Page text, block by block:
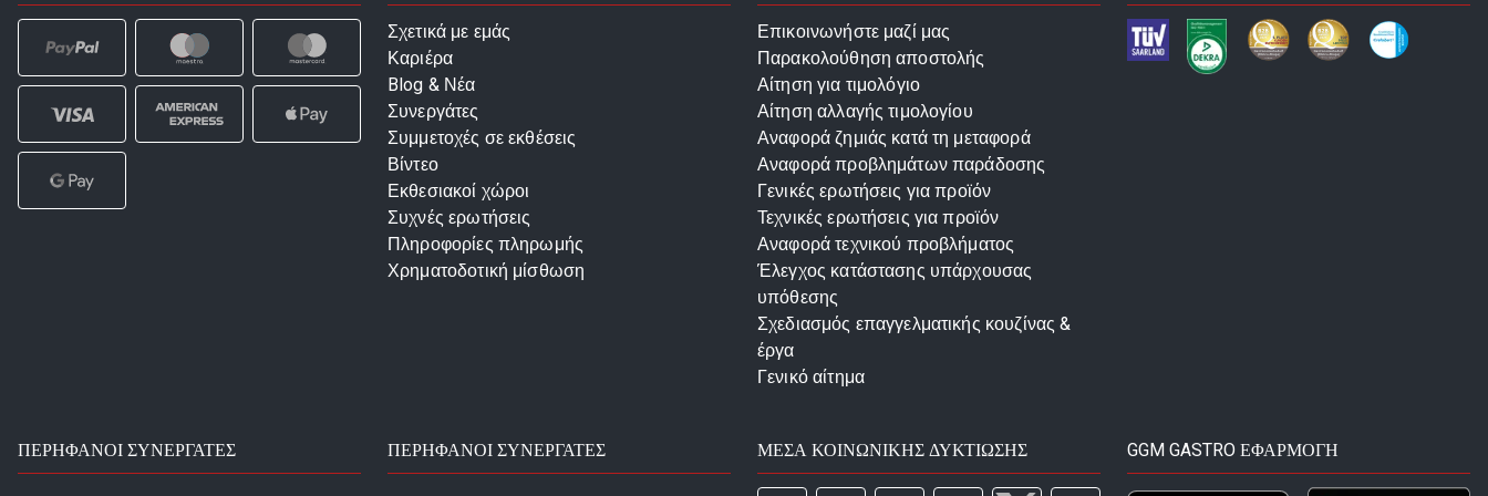
Σχετικά με εμάς
Καριέρα
Blog & Νέα
Συνεργάτες
Συμμετοχές σε εκθέσεις
Βίντεο
Εκθεσιακοί χώροι
Συχνές ερωτήσεις
Πληροφορίες πληρωμής
Χρηματοδοτική μίσθωση
Επικοινωνήστε μαζί μας
Παρακολούθηση αποστολής
Αίτηση για τιμολόγιο
Αίτηση αλλαγής τιμολογίου
Αναφορά ζημιάς κατά τη μεταφορά
Αναφορά προβλημάτων παράδοσης
Γενικές ερωτήσεις για προϊόν
Τεχνικές ερωτήσεις για προϊόν
Αναφορά τεχνικού προβλήματος
Έλεγχος κατάστασης υπάρχουσας
υπόθεσης
Σχεδιασμός επαγγελματικής κουζίνας &
έργα
Γενικό αίτημα
ΠΕΡΉΦΑΝΟΙ ΣΥΝΕΡΓΆΤΕΣ ΠΕΡΉΦΑΝΟΙ ΣΥΝΕΡΓΆΤΕΣ ΜΈΣΑ ΚΟΙΝΩΝΙΚΉΣ ΔΥΚΤΊΩΣΗΣ GGM GASTRO ΕΦΑΡΜΟΓΉ